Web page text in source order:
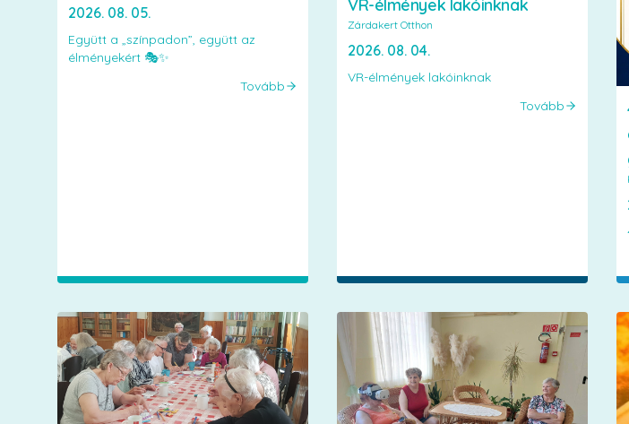
2026. 08. 05.
Együtt a „színpadon”, együtt az
élményekért 🎭✨
Tovább
VR-élmények lakóinknak
Zárdakert Otthon
2026. 08. 04.
VR-élmények lakóinknak
Tovább